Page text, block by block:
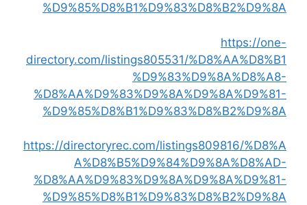
%D9%85%D8%B1%D9%83%D8%B2%D9%8A
https://one-
directory.com/listings805531/%D8%AA%D8%B1
%D9%83%D9%8A%D8%A8-
%D8%AA%D9%83%D9%8A%D9%8A%D9%81-
%D9%85%D8%B1%D9%83%D8%B2%D9%8A
https://directoryrec.com/listings809816/%D8%A
A%D8%B5%D9%84%D9%8A%D8%AD-
%D8%AA%D9%83%D9%8A%D9%8A%D9%81-
%D9%85%D8%B1%D9%83%D8%B2%D9%8A